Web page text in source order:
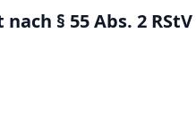
§ 55 Abs. 2 RStV